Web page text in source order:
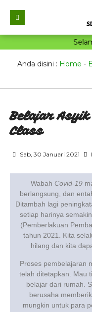
PROFIL
Visi & Misi
Tujuan Sekolah
Sarana & Prasarana
Struktur Organisasi
Tenaga
Pendidik
Karyawan
Blog Guru
Materi & Tugas
Data Siswa
Blog Siswa
Alumni
INPUT DATA ALUMI
PROGRAM
Program Tahfidz Al-
Kurikulum
Ekstrakurikuler
Karakter
Pendidikan
GALERI
Prestasi
Fasilitas
Ektra Kurikuler
Berita
Agenda
Pengumuman
Download
Video
BERITA TERBARU
PPDB 2025
CONTACT
Anda disini : Home -
Belajar
Class
Sab, 30 Januari 2021
Wabah Covid-19
berlangsung, dan
Ditambah lagi
setiap harinya
(Pemberlakuan
tahun 2021. Kita
hilang dan kita
Proses pembelajaran
telah ditetapkan. Mau
belajar dari rumah.
berusaha
mungkin untuk para